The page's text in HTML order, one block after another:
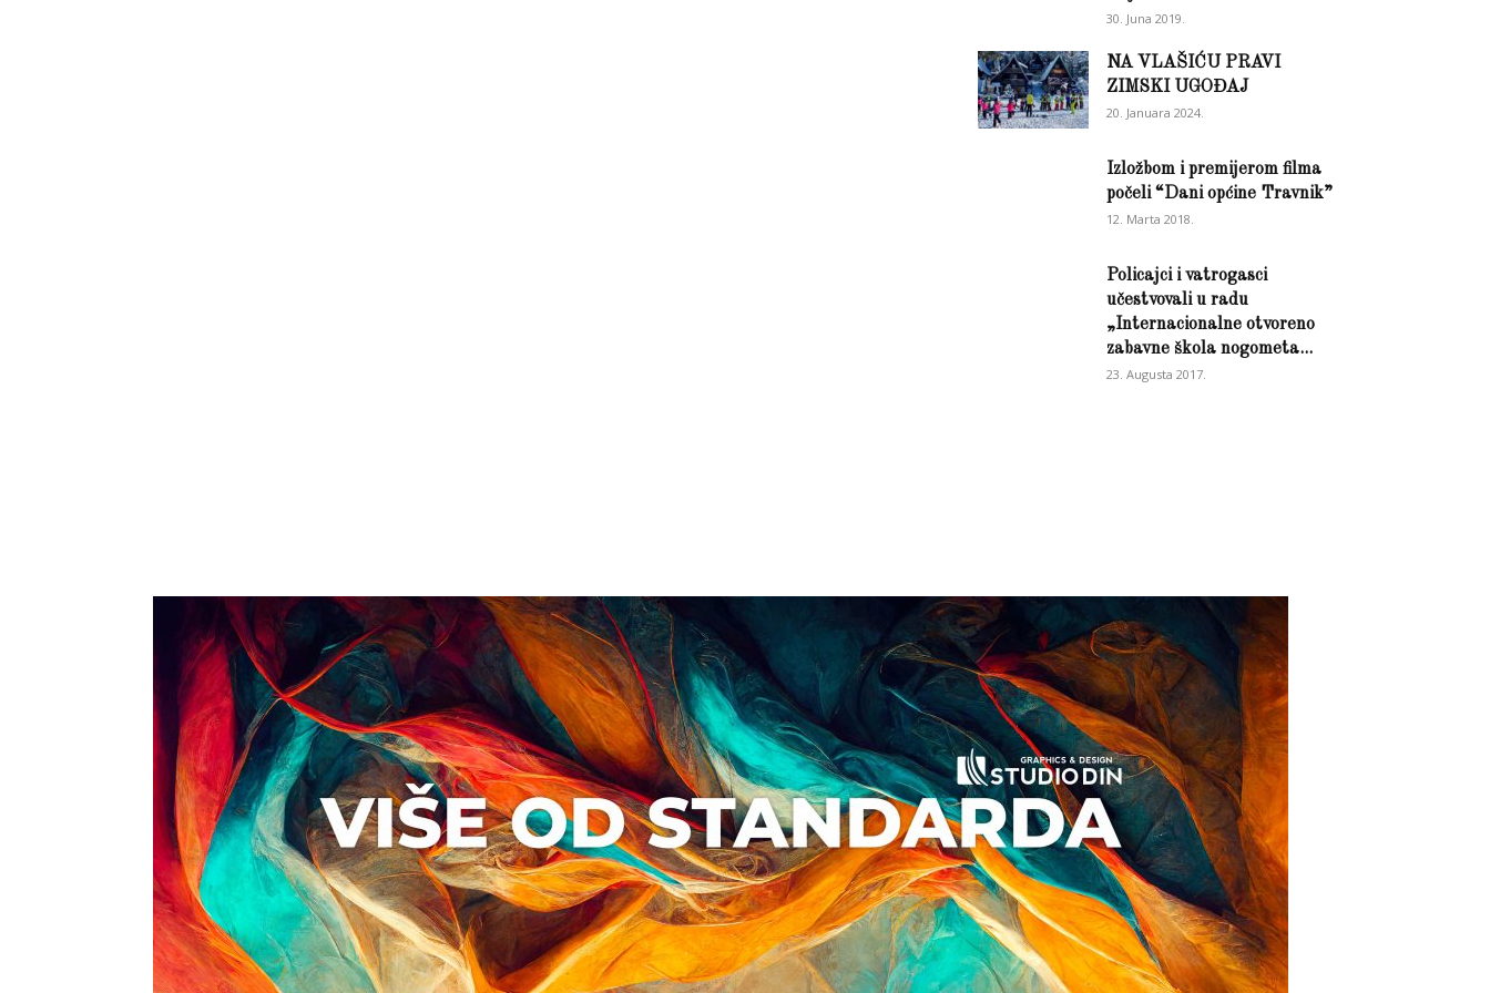
30. Juna 2019.
NA VLAŠIĆU PRAVI
ZIMSKI UGOĐAJ
20. Januara 2024.
Izložbom i premijerom filma
počeli “Dani općine Travnik”
12. Marta 2018.
Policajci i vatrogasci
učestvovali u radu
„Internacionalne otvoreno
zabavne škola nogometa...
23. Augusta 2017.